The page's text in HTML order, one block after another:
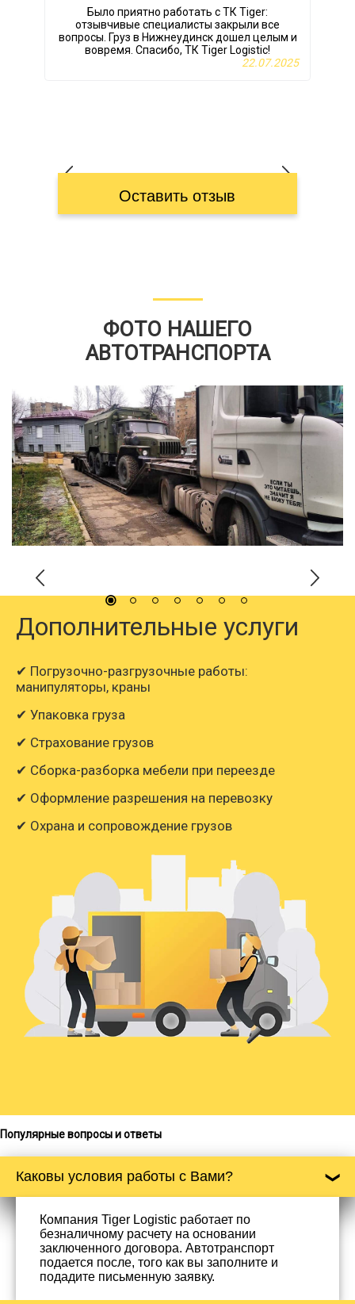
Было приятно работать с ТК Tiger:
отзывчивые специалисты закрыли все
вопросы. Груз в Нижнеудинск дошел целым и
вовремя. Спасибо, ТК Tiger Logistic!
22.07.2025
Оставить отзыв
ФОТО НАШЕГО
АВТОТРАНСПОРТА
Дополнительные услуги
✔ Погрузочно-разгрузочные работы:
манипуляторы, краны
✔ Упаковка груза
✔ Страхование грузов
✔ Сборка-разборка мебели при переезде
✔ Оформление разрешения на перевозку
✔ Охрана и сопровождение грузов
Популярные вопросы и ответы
Каковы условия работы с Вами?
Компания Tiger Logistic работает по
безналичному расчету на основании
заключенного договора. Автотранспорт
подается после, того как вы заполните и
подадите письменную заявку.